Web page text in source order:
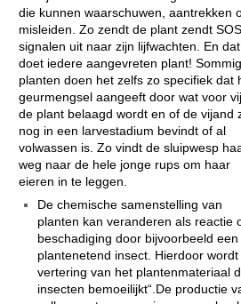
die kunnen waarschuwen, aantrekken
misleiden. Zo zendt de plant zendt
signalen uit naar zijn lijfwachten. En dat
doet iedere aangevreten plant!
planten doen het zelfs zo specifiek dat
geurmengsel aangeeft door wat voor
de plant belaagd wordt en of de vijand
nog in een larvestadium bevindt of al
volwassen is. Zo vindt de sluipwesp
weg naar de hele jonge rups om haar
eieren in te leggen.
De chemische samenstelling van
planten kan veranderen als reactie
beschadiging door bijvoorbeeld een
plantenetend insect. Hierdoor wordt
vertering van het plantenmateriaal
insecten bemoeilijkt“.De productie